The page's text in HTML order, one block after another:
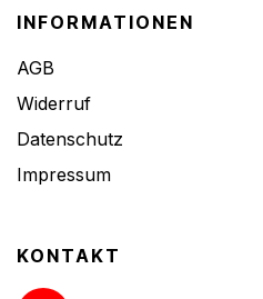
INFORMATIONEN
AGB
Widerruf
Datenschutz
Impressum
KONTAKT